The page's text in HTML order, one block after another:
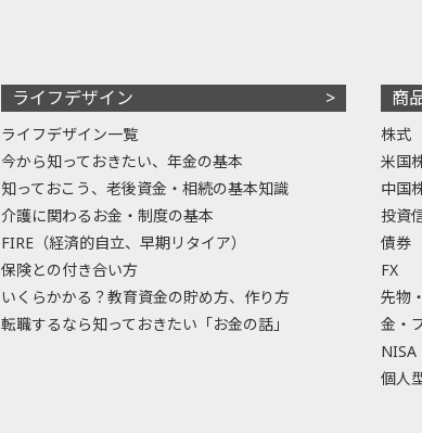
ライフデザイン
ライフデザイン一覧
今から知っておきたい、年金の基本
知っておこう、老後資金・相続の基本知識
介護に関わるお金・制度の基本
FIRE（経済的自立、早期リタイア）
保険との付き合い方
いくらかかる？教育資金の貯め方、作り方
転職するなら知っておきたい「お金の話」
商
株式
米国
中国
投資
債券
FX
先物
金・
NISA
個人